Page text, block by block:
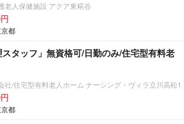
老人保健施設 アクア東糀谷
都
スタッフ」無資格可/日勤のみ/住宅型有料老
社/住宅型有料老人ホーム ナーシング・ヴィラ立川高松1
都